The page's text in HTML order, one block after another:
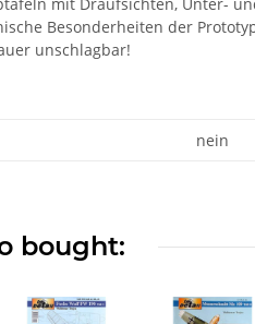
Besonderheiten der
unschlagbar!
nein
bought: